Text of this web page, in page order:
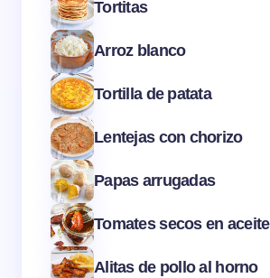
Tortitas
Arroz blanco
Tortilla de patata
Lentejas con chorizo
Papas arrugadas
Tomates secos en
Alitas de pollo al horno